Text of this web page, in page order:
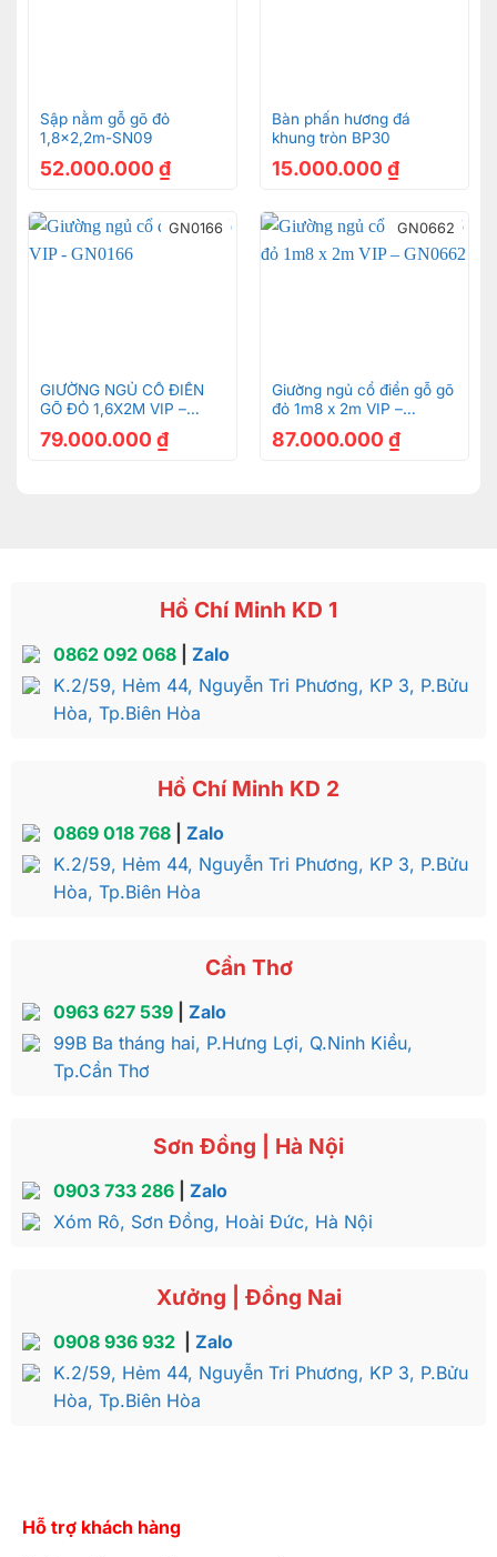
Sập nằm gỗ gõ đỏ
1,8×2,2m-SN09
52.000.000 ₫
Bàn phấn hương đá
khung tròn BP30
15.000.000 ₫
GN0166
GIƯỜNG NGỦ CỔ ĐIỂN
GÕ ĐỎ 1,6X2M VIP –
79.000.000 ₫
GN0662
Giường ngủ cổ điển gỗ gõ
đỏ 1m8 x 2m VIP –
87.000.000 ₫
Hồ Chí Minh KD 1
0862 092 068| Zalo
K.2/59, Hẻm 44, Nguyễn Tri Phương, KP 3, P.Bửu
Hòa, Tp.Biên Hòa
Hồ Chí Minh KD 2
0869 018 768| Zalo
K.2/59, Hẻm 44, Nguyễn Tri Phương, KP 3, P.Bửu
Hòa, Tp.Biên Hòa
Cần Thơ
0963 627 539| Zalo
99B Ba tháng hai, P.Hưng Lợi, Q.Ninh Kiều,
Tp.Cần Thơ
Sơn Đồng | Hà Nội
0903 733 286| Zalo
Xóm Rô, Sơn Đồng, Hoài Đức, Hà Nội
Xưởng | Đồng Nai
0908 936 932
Zalo
K.2/59, Hẻm 44, Nguyễn Tri Phương, KP 3, P.Bửu
Hòa, Tp.Biên Hòa
Hỗ trợ khách hàng